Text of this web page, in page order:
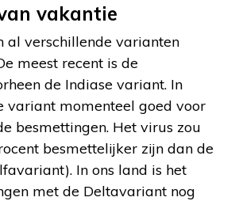
vakantie
al verschillende varianten
meest recent is de
de Indiase variant. In
variant momenteel goed voor
besmettingen. Het virus zou
besmettelijker zijn dan de
In ons land is het
met de Deltavariant nog